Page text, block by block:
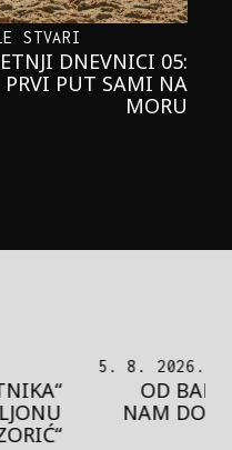
STVARI
DNEVNICI 05:
PRVI PUT SAMI NA
MORU
5. 8. 2026.
OD
NAM